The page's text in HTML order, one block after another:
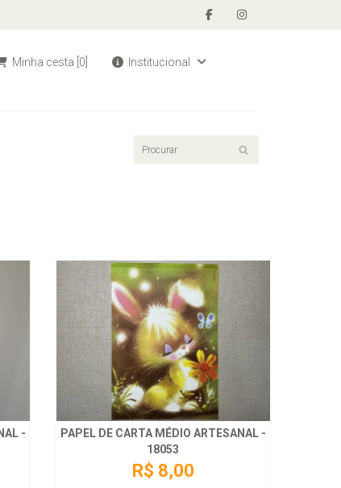
Minha cesta [0]
Institucional
-
PAPEL DE CARTA MÉDIO ARTESANAL -
18053
R$ 8,00